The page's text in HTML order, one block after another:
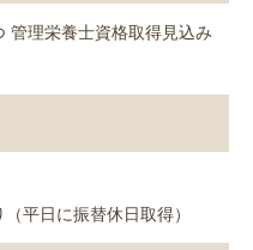
管理栄養士資格取得見込み
平日に振替休日取得）